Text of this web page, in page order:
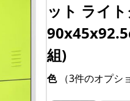
ット ライ
組)
色 （3件のオプシ